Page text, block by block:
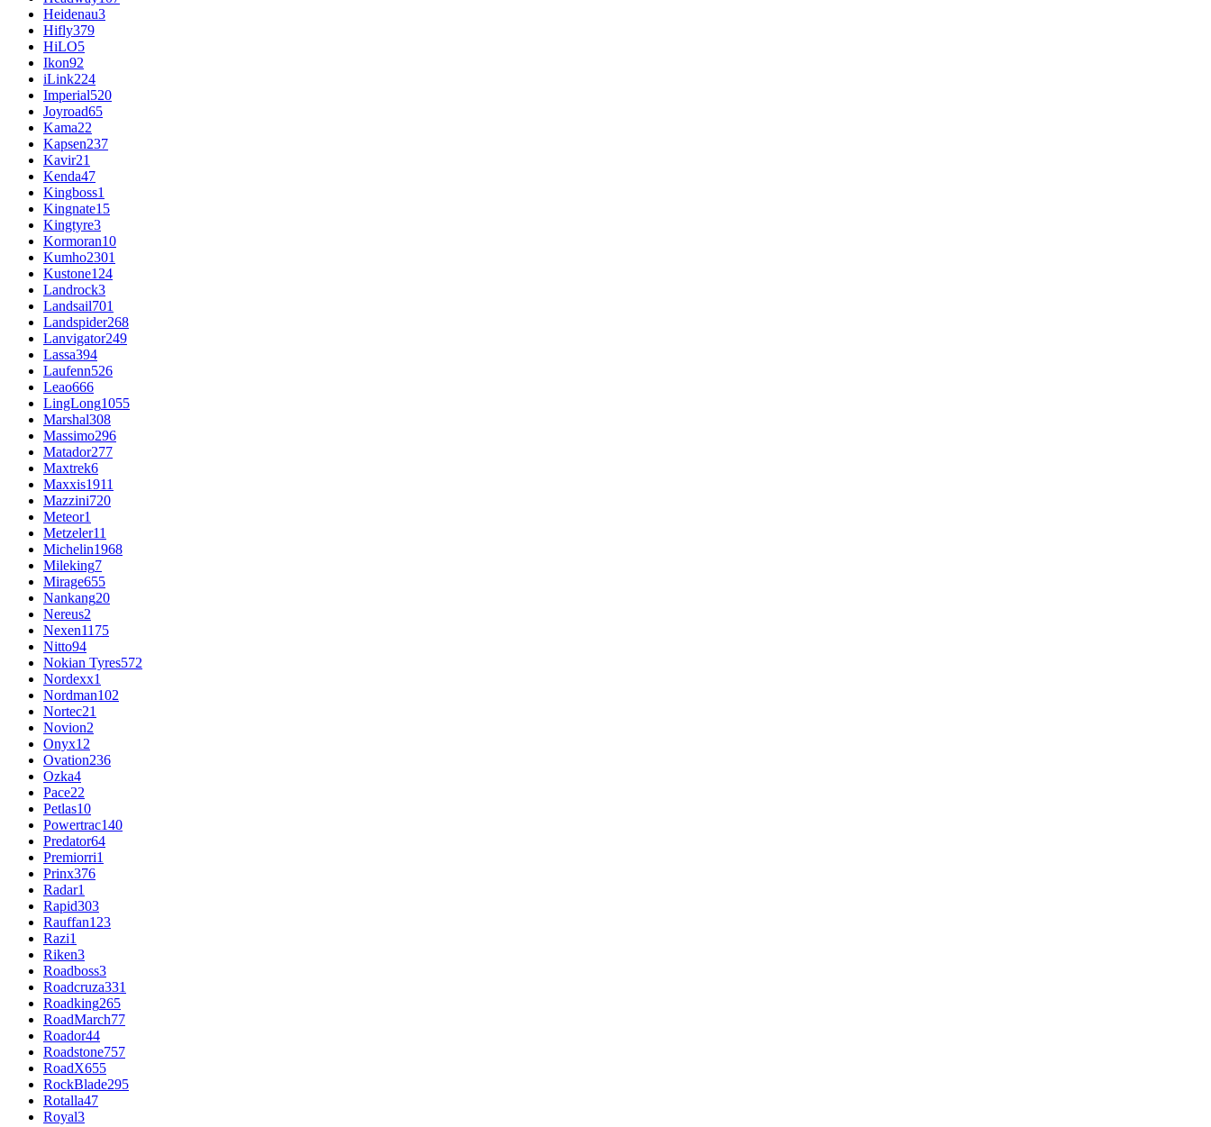
Heidenau3
Hifly379
HiLO5
Ikon92
iLink224
Imperial520
Joyroad65
Kama22
Kapsen237
Kavir21
Kenda47
Kingboss1
Kingnate15
Kingtyre3
Kormoran10
Kumho2301
Kustone124
Landrock3
Landsail701
Landspider268
Lanvigator249
Lassa394
Laufenn526
Leao666
LingLong1055
Marshal308
Massimo296
Matador277
Maxtrek6
Maxxis1911
Mazzini720
Meteor1
Metzeler11
Michelin1968
Mileking7
Mirage655
Nankang20
Nereus2
Nexen1175
Nitto94
Nokian Tyres572
Nordexx1
Nordman102
Nortec21
Novion2
Onyx12
Ovation236
Ozka4
Pace22
Petlas10
Powertrac140
Predator64
Premiorri1
Prinx376
Radar1
Rapid303
Rauffan123
Razi1
Riken3
Roadboss3
Roadcruza331
Roadking265
RoadMarch77
Roador44
Roadstone757
RoadX655
RockBlade295
Rotalla47
Royal3